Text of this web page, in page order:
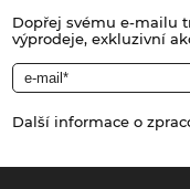
Dopřej svému e-mailu
výprodeje, exkluzivní
Další informace o